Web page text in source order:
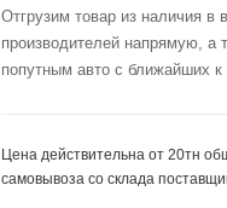
Отгрузим товар из наличия в
производителей напрямую, а
попутным авто с ближайших
Цена действительна от 20тн
самовывоза со склада